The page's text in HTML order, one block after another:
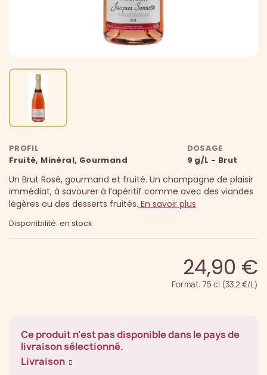
PROFIL
Fruité, Minéral, Gourmand
DOSAGE
9 g/L - Brut
Un Brut Rosé, gourmand et fruité. Un champagne de plaisir
immédiat, à savourer à l’apéritif comme avec des viandes
légères ou des desserts fruités. En savoir plus
Disponibilité: en stock
24,90 €
Format: 75 cl (33.2 €/L)
Ce produit n'est pas disponible dans le pays de
livraison sélectionné.
Livraison